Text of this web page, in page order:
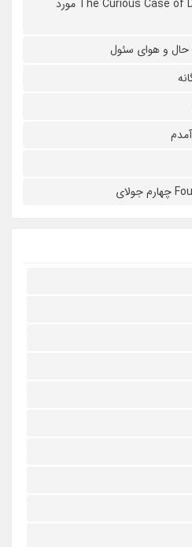
دانلود فیلم The Curious Case of Dolphin Bay 2022 مورد